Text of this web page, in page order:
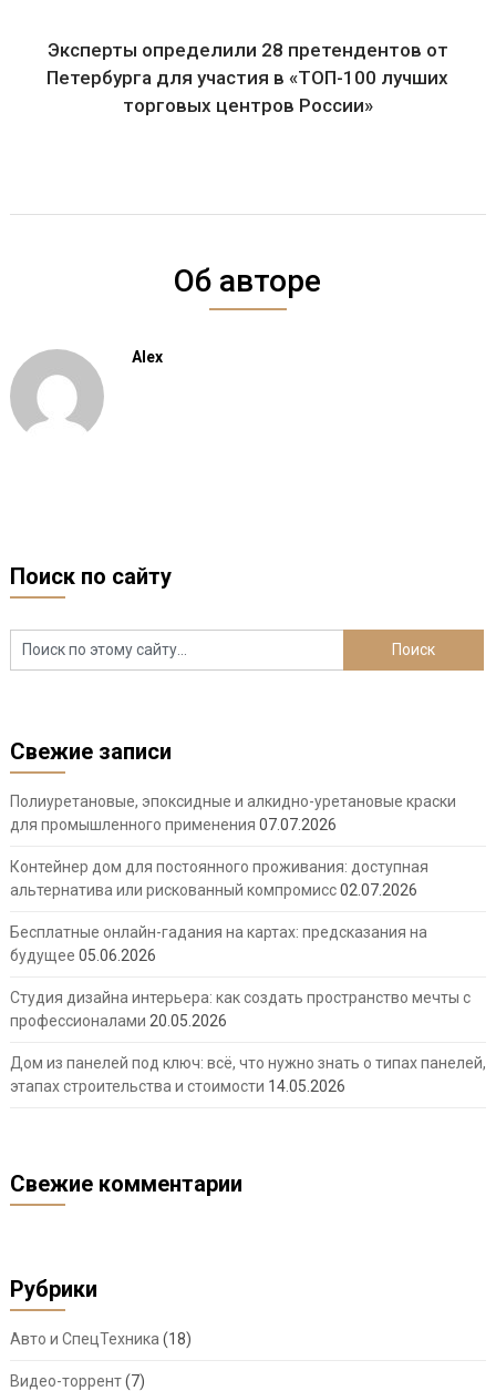
Эксперты определили 28 претендентов от
Петербурга для участия в «ТОП-100 лучших
торговых центров России»
Об авторе
Alex
Поиск по сайту
Свежие записи
Полиуретановые, эпоксидные и алкидно-уретановые краски
для промышленного применения 07.07.2026
Контейнер дом для постоянного проживания: доступная
альтернатива или рискованный компромисс02.07.2026
Бесплатные онлайн-гадания на картах: предсказания на
будущее 05.06.2026
Студия дизайна интерьера: как создать пространство мечты с
профессионалами 20.05.2026
Дом из панелей под ключ: всё, что нужно знать о типах панелей,
этапах строительства и стоимости 14.05.2026
Свежие комментарии
Рубрики
Авто и СпецТехника (18)
Видео-торрент(7)